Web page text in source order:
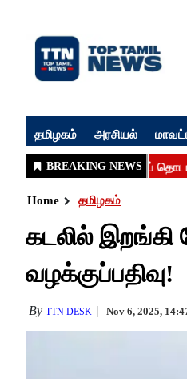
தமிழகம் அரசியல்
Home தமிழகம்
கடலில் இறங்கி
வழக்குப்பதிவு!
By TTN DESK Nov 6, 2025,